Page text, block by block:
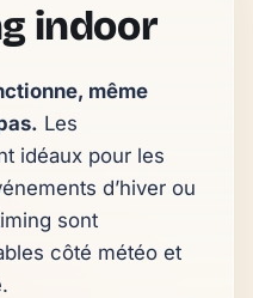
indoor
même
Les
idéaux pour les
d’hiver ou
sont
côté météo et